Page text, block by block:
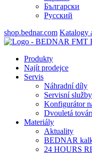
Български
Русский
shop.bednar.com Katalogy
Produkty
Najít prodejce
Servis
Náhradní díly
Servisní služby
Konfigurátor
Dvouletá
Materiály
Aktuality
BEDNAR
24 HOURS